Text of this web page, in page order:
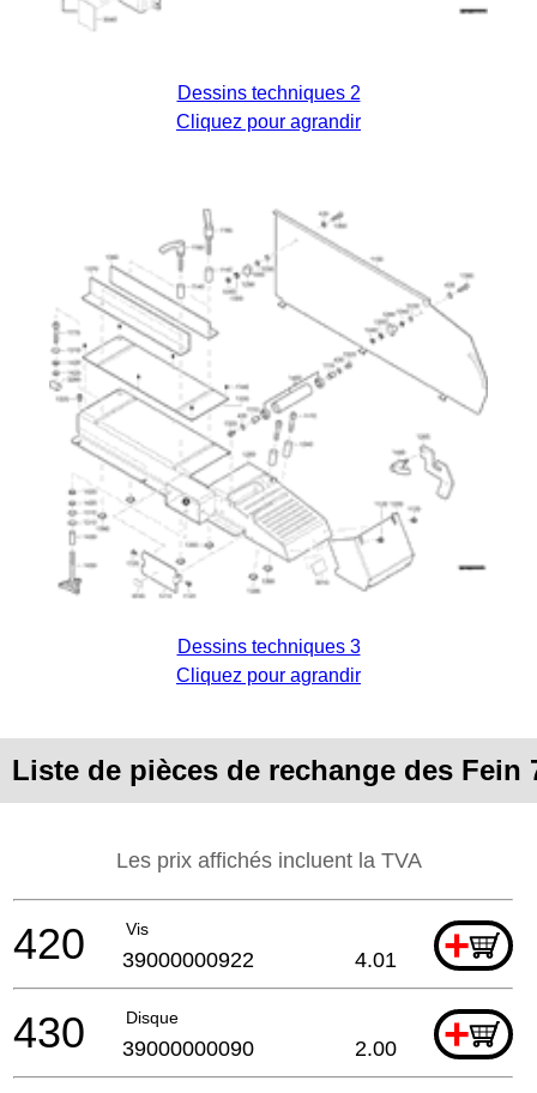
Dessins techniques 2
Cliquez pour agrandir
Dessins techniques 3
Cliquez pour agrandir
Liste de pièces de rechange des Fein
Les prix affichés incluent la TVA
Vis +
420 39000000922 4.01
Disque +
430 39000000090 2.00